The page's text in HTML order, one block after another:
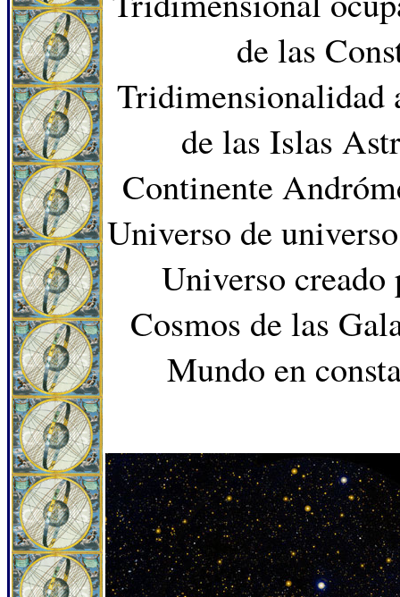
de las
Tridimensionalidad
de las Islas
Continente
Universo de
Universo creado
Cosmos de las
Mundo en